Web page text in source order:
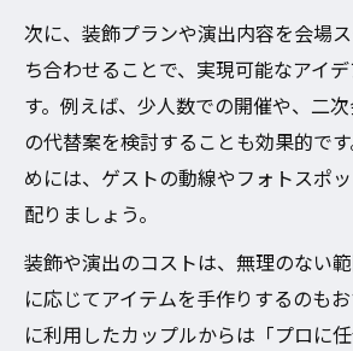
次に、装飾プランや演出内容を会場
ち合わせることで、実現可能なアイ
す。例えば、少人数での開催や、二
の代替案を検討することも効果的で
めには、ゲストの動線やフォトスポ
配りましょう。
装飾や演出のコストは、無理のない
に応じてアイテムを手作りするのも
に利用したカップルからは「プロに